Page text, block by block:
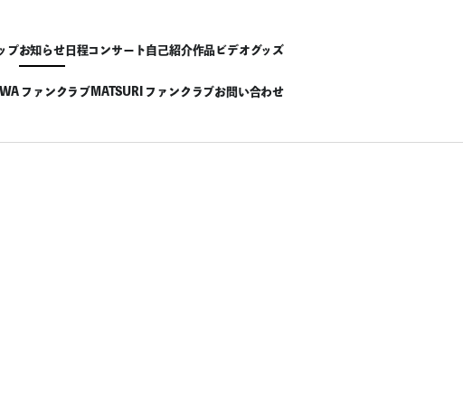
プお知らせ日程コンサート自己紹介作品ビデオグッズ
ファンクラブMATSURI ファンクラブお問い合わせ